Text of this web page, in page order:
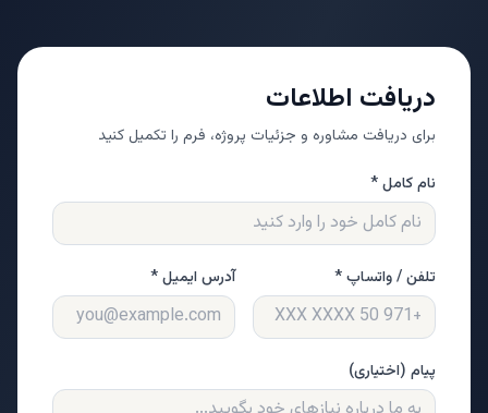
دریافت اطلاعات
برای دریافت مشاوره و جزئیات پروژه، فرم را تکمیل کنید
نام کامل *
تلفن / واتساپ * آدرس ایمیل *
پیام (اختیاری)